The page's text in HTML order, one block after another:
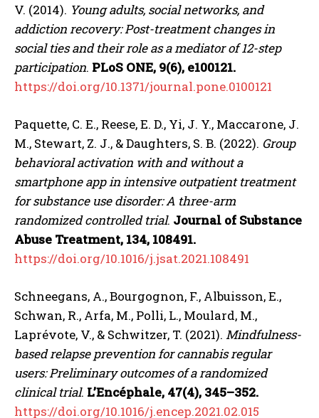
V. (2014). Young adults, social networks, and
addiction recovery: Post-treatment changes in
social ties and their role as a mediator of 12-step
participation. PLoS ONE, 9(6), e100121.
https://doi.org/10.1371/journal.pone.0100121
Paquette, C. E., Reese, E. D., Yi, J. Y., Maccarone, J.
M., Stewart, Z. J., & Daughters, S. B. (2022). Group
behavioral activation with and without a
smartphone app in intensive outpatient treatment
for substance use disorder: A three-arm
randomized controlled trial. Journal of Substance
Abuse Treatment, 134, 108491.
https://doi.org/10.1016/j.jsat.2021.108491
Schneegans, A., Bourgognon, F., Albuisson, E.,
Schwan, R., Arfa, M., Polli, L., Moulard, M.,
Laprévote, V., & Schwitzer, T. (2021). Mindfulness-
based relapse prevention for cannabis regular
users: Preliminary outcomes of a randomized
clinical trial. L’Encéphale, 47(4), 345–352.
https://doi.org/10.1016/j.encep.2021.02.015